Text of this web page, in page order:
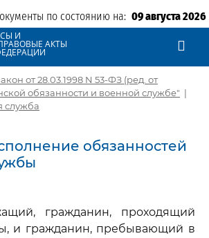
по состоянию на: 09 августа 2026
И
АКТЫ
от 28.03.1998 N 53-ФЗ (ред. от
обязанности и военной службе" |
служба
обязанностей
гражданин, проходящий
и гражданин, пребывающий в